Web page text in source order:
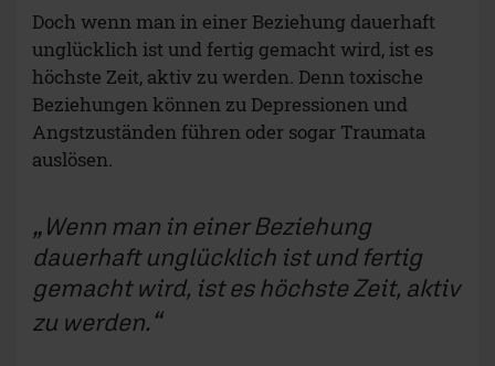
Doch wenn man in einer Beziehung dauerhaft
unglücklich ist und fertig gemacht wird, ist es
höchste Zeit, aktiv zu werden. Denn toxische
Beziehungen können zu Depressionen und
Angstzuständen führen oder sogar Traumata
auslösen.
Wenn man in einer Beziehung
dauerhaft unglücklich ist und fertig
gemacht wird, ist es höchste Zeit, aktiv
zu werden.